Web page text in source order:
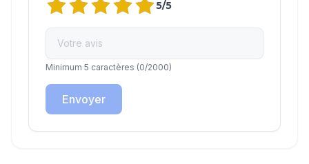
5/5
Minimum 5 caractères (0/2000)
Envoyer